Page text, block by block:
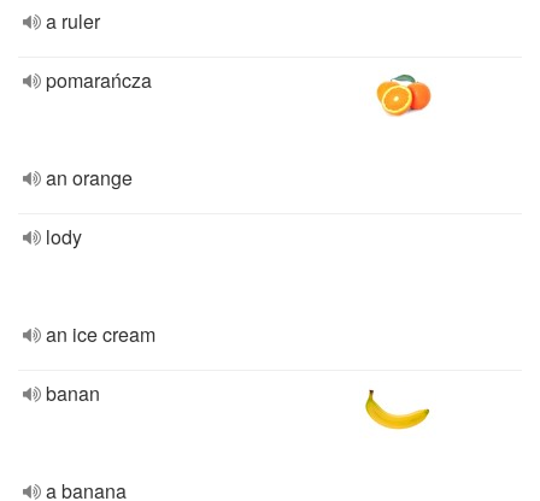
a ruler
pomarańcza
an orange
lody
an ice cream
banan
a banana